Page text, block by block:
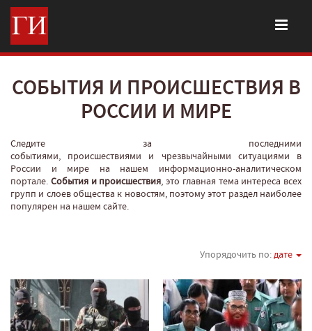
СОБЫТИЯ И ПРОИСШЕСТВИЯ В
РОССИИ И МИРЕ
Следите за последними
событиями, происшествиями и чрезвычайными ситуациями в
России и мире на нашем информационно-аналитическом
портале. События и происшествия, это главная тема интереса всех
групп и слоев общества к новостям, поэтому этот раздел наиболее
популярен на нашем сайте.
Упорядочить по:дате